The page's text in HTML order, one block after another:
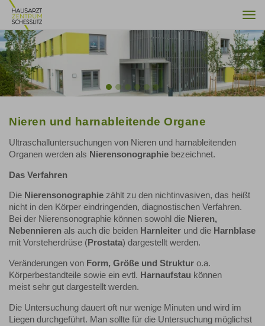
Previous
Nieren und harnableitende Organe
Ultraschalluntersuchungen von Nieren und harnableitenden
Organen werden als Nierensonographie bezeichnet.
Das Verfahren
Die Nierensonographie zählt zu den nichtinvasiven, das heißt
nicht in den Körper eindringenden, diagnostischen Verfahren.
Bei der Nierensonographie können sowohl die Nieren,
Nebennieren als auch die beiden Harnleiter und die Harnblase
mit Vorsteherdrüse (Prostata) dargestellt werden.
Veränderungen von Form, Größe und Struktur o.a.
Körperbestandteile sowie ein evtl. Harnaufstau können
meist sehr gut dargestellt werden.
Die Untersuchung dauert oft nur wenige Minuten und wird im
Liegen durchgeführt. Man sollte für die Untersuchung möglichst